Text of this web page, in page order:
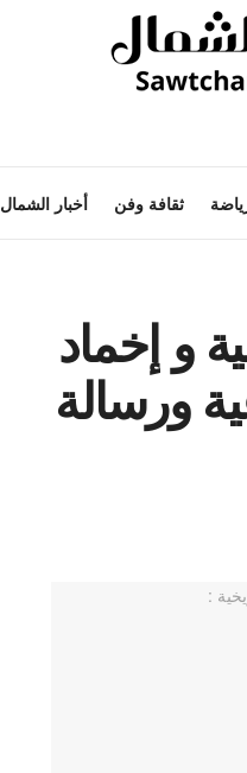
ثقافة وفن أخبار الشمال
و إخماد
ورسالة